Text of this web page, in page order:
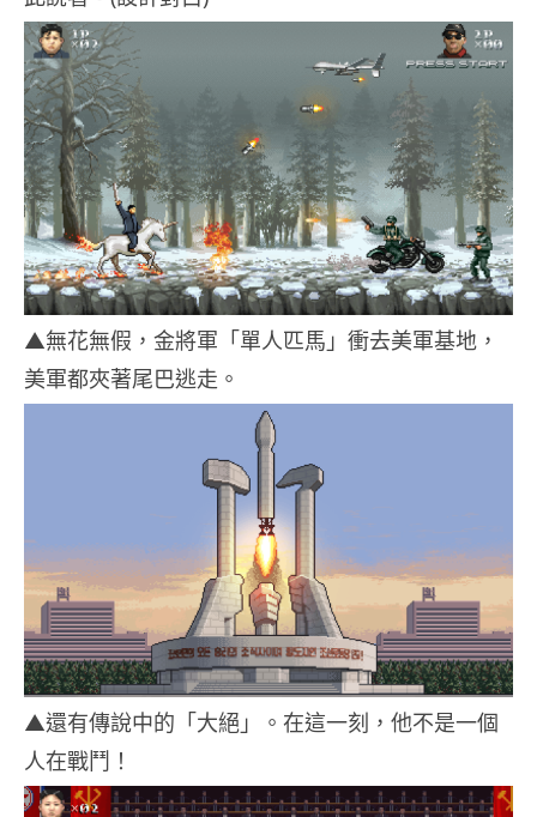
▲無花無假，金將軍「單人匹馬」衝去美軍基地，
美軍都夾著尾巴逃走。
▲還有傳說中的「大絕」。在這一刻，他不是一個
人在戰鬥！